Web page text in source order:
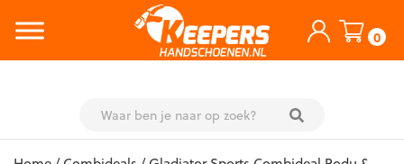
0